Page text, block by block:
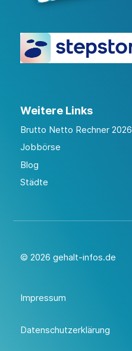
Weitere Links
Brutto Netto Rechner 2026
Jobbörse
Blog
Städte
© 2026 gehalt-infos.de
Impressum
Datenschutzerklärung